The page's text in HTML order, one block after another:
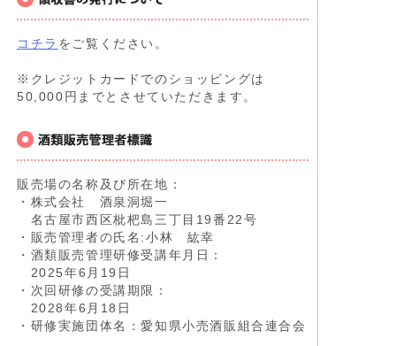
コチラ をご覧ください。
※クレジットカードでのショッピングは
50,000円までとさせていただきます。
販売場の名称及び所在地：
・株式会社 酒泉洞堀一
名古屋市西区枇杷島三丁目19番22号
・販売管理者の氏名:小林 紘幸
・酒類販売管理研修受講年月日：
2025年6月19日
・次回研修の受講期限：
2028年6月18日
・研修実施団体名：愛知県小売酒販組合連合会